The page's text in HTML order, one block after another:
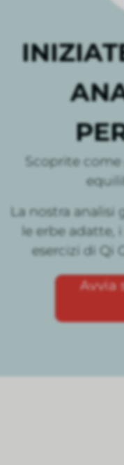
Scoprite
La nostra analisi
le erbe adatte,
esercizi di Qi
Avvia